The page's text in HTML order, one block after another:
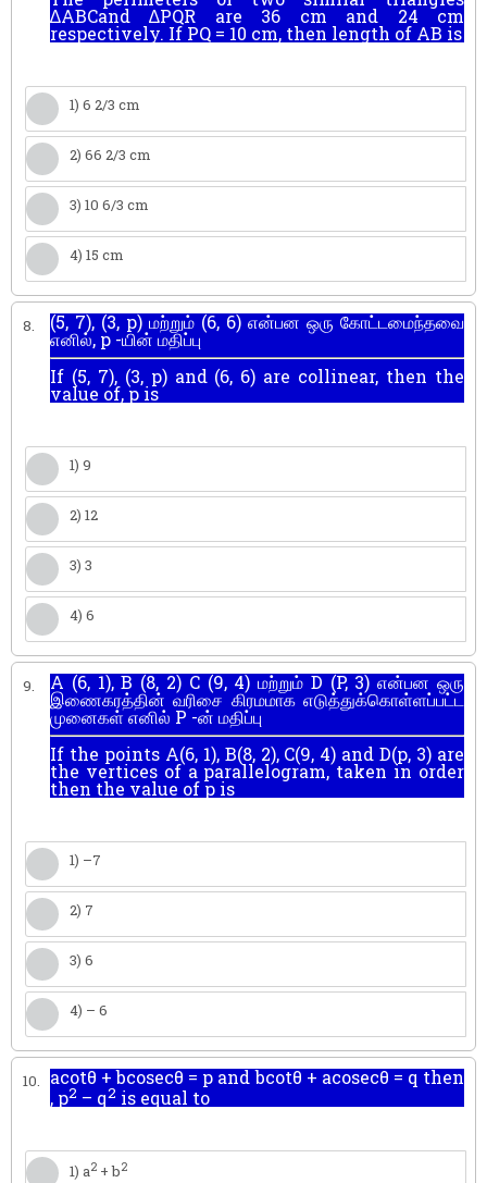
∆ABCand ∆PQR are 36 cm and 24 cm
respectively. If PQ = 10 cm, then length of AB is
1) 6 2/3 cm
2) 66 2/3 cm
3) 10 6/3 cm
4) 15 cm
8. (5, 7), (3, p) மற்றும் (6, 6) என்பன ஒரு கோட்டமைந்தவை
எனில், p -யின் மதிப்பு
If (5, 7), (3, p) and (6, 6) are collinear, then the
value of, p is
1) 9
2) 12
3) 3
4) 6
9. A (6, 1), B (8, 2) C (9, 4) மற்றும் D (P, 3) என்பன ஒரு
இணைகரத்தின் வரிசை கிரமமாக எடுத்துக்கொள்ளப்பட்ட
முனைகள் எனில் P -ன் மதிப்பு
If the points A(6, 1), B(8, 2), C(9, 4) and D(p, 3) are
the vertices of a parallelogram, taken in order
then the value of p is
1) –7
2) 7
3) 6
4) – 6
10.
acotθ + bcosecθ = p and bcotθ + acosecθ = q then
, p2 – q2 is equal to
1) a2 + b2